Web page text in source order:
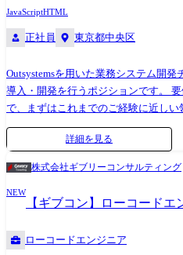
JavaScriptHTML
正社員 東京都中央区
Outsystemsを用いた業務システム開
導入・開発を行うポジションです。
で、まずはこれまでのご経験に近しい
キャリアビジョンに合わせて、下流か
能な環境です。 Outsystems以外のローコード製品へのリスキルもできる
テスト ●API/外部システムとの連携 ●
客との要件整理・業務改善提案 【ローコード開発で実現できる世界】 ●
ユーザーの「期待以上」のシステムを「迅速
プスがするのか?】 創業当初、当社は
詳細を見る
株式会社ギブリーコンサルティング
NEW
【ギブコン】ローコードエ
ローコードエンジニア